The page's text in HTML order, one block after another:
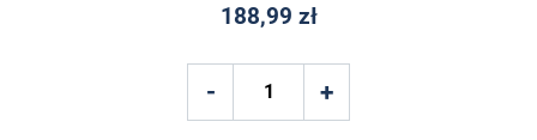
188,99 zł